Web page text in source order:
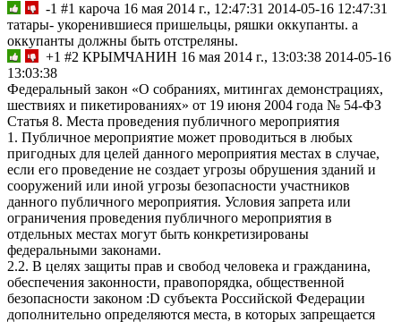
-1 #1 кароча 16 мая 2014 г., 12:47:31 2014-05-16 12:47:31
татары- укоренившиеся пришельцы, ряшки оккупанты. а
оккупанты должны быть отстреляны.
+1 #2 КРЫМЧАНИН 16 мая 2014 г., 13:03:38 2014-05-16
13:03:38
Федеральный закон «О собраниях, митингах демонстрациях,
шествиях и пикетированиях» от 19 июня 2004 года № 54-ФЗ
Статья 8. Места проведения публичного мероприятия
1. Публичное мероприятие может проводиться в любых
пригодных для целей данного мероприятия местах в случае,
если его проведение не создает угрозы обрушения зданий и
сооружений или иной угрозы безопасности участников
данного публичного мероприятия. Условия запрета или
ограничения проведения публичного мероприятия в
отдельных местах могут быть конкретизированы
федеральными законами.
2.2. В целях защиты прав и свобод человека и гражданина,
обеспечения законности, правопорядка, общественной
безопасности законом :D субъекта Российской Федерации
дополнительно определяются места, в которых запрещается